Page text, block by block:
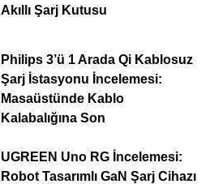
Akıllı Şarj Kutusu
Philips 3’ü 1 Arada Qi Kablosuz
Şarj İstasyonu İncelemesi:
Masaüstünde Kablo
Kalabalığına Son
UGREEN Uno RG İncelemesi:
Robot Tasarımlı GaN Şarj Cihazı